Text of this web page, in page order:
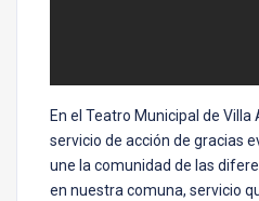
En el Teatro Municipal de Villa
servicio de acción de gracias
une la comunidad de las
en nuestra comuna, servicio